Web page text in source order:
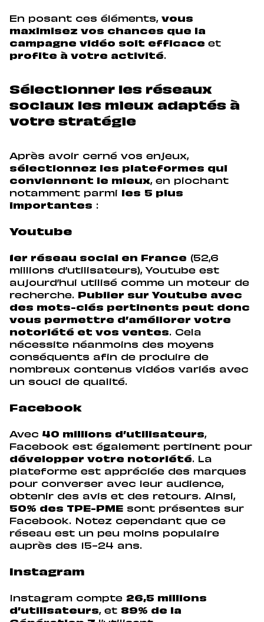
En posant ces éléments, vous
maximisez vos chances que la
campagne vidéo soit efficace et
profite à votre activité.
Sélectionner les réseaux
sociaux les mieux adaptés à
votre stratégie
Après avoir cerné vos enjeux,
sélectionnez les plateformes qui
conviennent le mieux, en piochant
notamment parmi
les 5 plus
importantes :
Youtube
1er réseau social en France (52,6
millions d’utilisateurs), Youtube est
aujourd’hui utilisé comme un moteur de
recherche.
Publier sur Youtube avec
des mots-clés pertinents peut donc
vous permettre d’améliorer votre
notoriété et vos ventes. Cela
nécessite néanmoins des moyens
conséquents afin de produire de
nombreux contenus vidéos variés avec
un souci de qualité.
Facebook
Avec 40 millions d’utilisateurs,
Facebook est également pertinent pour
développer votre notoriété. La
plateforme est appréciée des marques
pour converser avec leur audience,
obtenir des avis et des retours. Ainsi,
50% des TPE-PME sont présentes sur
Facebook. Notez cependant que ce
réseau est un peu moins populaire
auprès des 15-24 ans.
Instagram
Instagram compte 26,5 millions
d’utilisateurs, et 89% de la